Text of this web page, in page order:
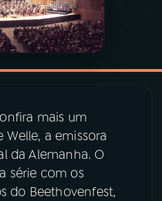
mais um
a emissora
da Alemanha. O
série com os
do Beethovenfest,